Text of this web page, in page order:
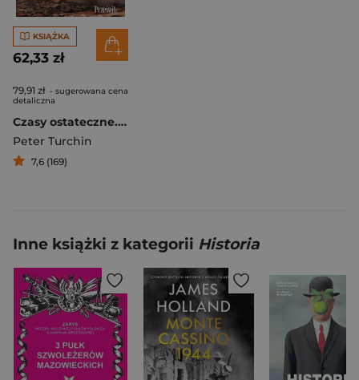
KSIĄŻKA
62,33 zł
79,91 zł - sugerowana cena
detaliczna
Czasy ostateczne. Elity, kontrelity i ścieżka dezintegracji politycznej
Peter Turchin
7,6 (169)
Inne książki z kategorii Historia